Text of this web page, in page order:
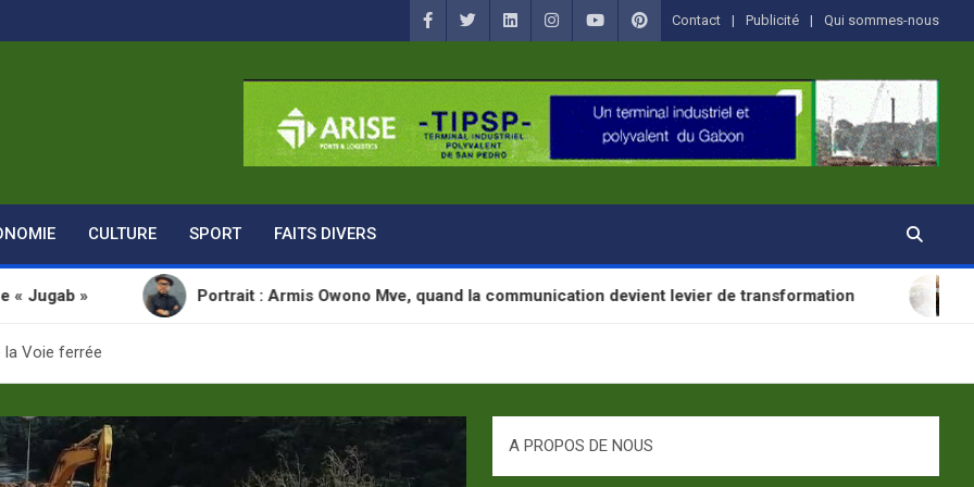
Contact Publicité Qui sommes-nous
CULTURE SPORT FAITS DIVERS
Portrait : Armis Owono Mve, quand la communication devient levier de transformation SANTÉ : La
la Voie ferrée
A PROPOS DE NOUS